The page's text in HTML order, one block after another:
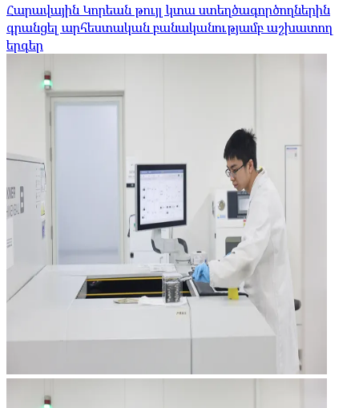
Հարավային Կորեան թույլ կտա ստեղծագործողներին
գրանցել արհեստական ​​բանականությամբ աշխատող
երգեր